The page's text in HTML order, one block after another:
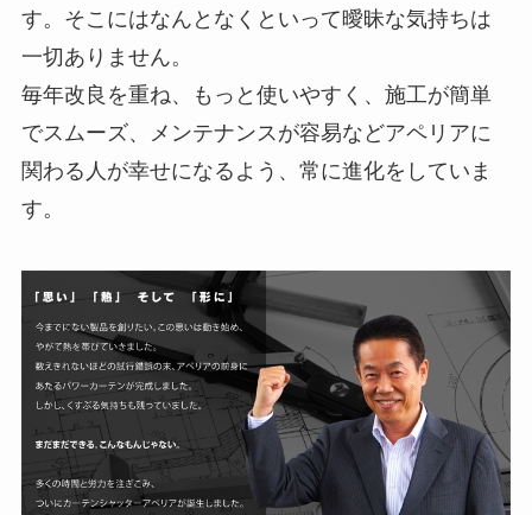
す。そこにはなんとなくといって曖昧な気持ちは
一切ありません。
毎年改良を重ね、もっと使いやすく、施工が簡単
でスムーズ、メンテナンスが容易などアペリアに
関わる人が幸せになるよう、常に進化をしていま
す。